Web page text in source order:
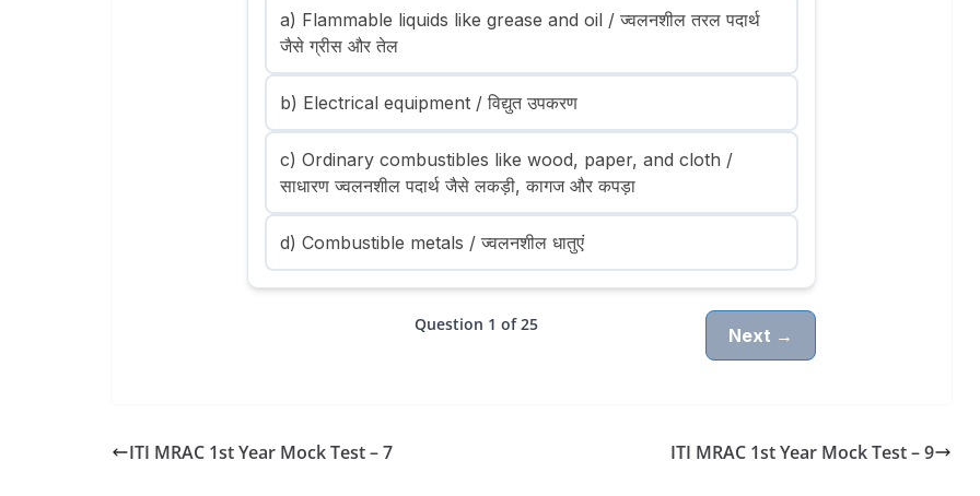
a) Flammable liquids like grease and oil / ज्वलनशील तरल पदार्थ
जैसे ग्रीस और तेल
b) Electrical equipment / विद्युत उपकरण
c) Ordinary combustibles like wood, paper, and cloth /
साधारण ज्वलनशील पदार्थ जैसे लकड़ी, कागज और कपड़ा
d) Combustible metals / ज्वलनशील धातुएं
Question 1 of 25
Next →
ITI MRAC 1st Year Mock Test – 7 ITI MRAC 1st Year Mock Test – 9